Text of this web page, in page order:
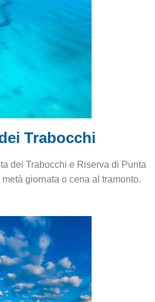
Trabocchi
dei Trabocchi e Riserva di Punta
metà giornata o cena al tramonto.